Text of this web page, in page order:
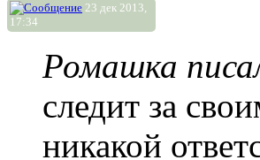
23 дек 2013,
17:34
Ромашка
следит за
никакой